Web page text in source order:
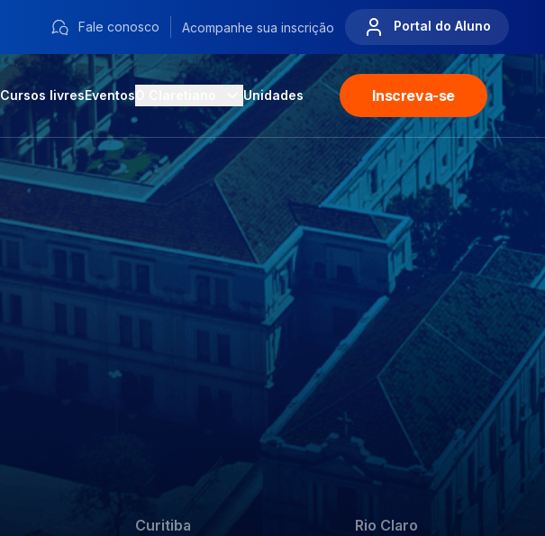
Fale conosco Acompanhe sua inscrição Portal do Aluno
Cursos livresEventos Unidades Inscreva-se
Curitiba Rio Claro